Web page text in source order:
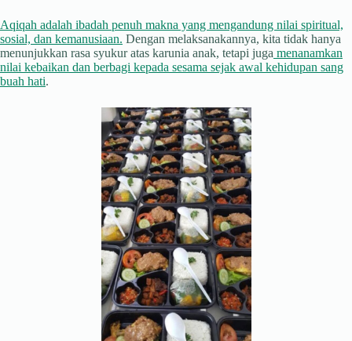
Aqiqah adalah ibadah penuh makna yang mengandung nilai spiritual,
sosial, dan kemanusiaan. Dengan melaksanakannya, kita tidak hanya
menunjukkan rasa syukur atas karunia anak, tetapi juga menanamkan
nilai kebaikan dan berbagi kepada sesama sejak awal kehidupan sang
buah hati.